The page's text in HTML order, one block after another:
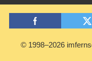
© 1998–2026